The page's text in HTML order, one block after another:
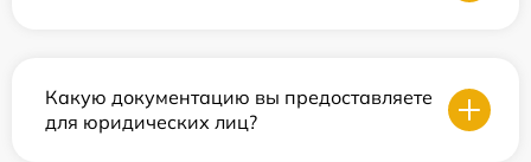
Какую документацию вы предоставляете
для юридических лиц?